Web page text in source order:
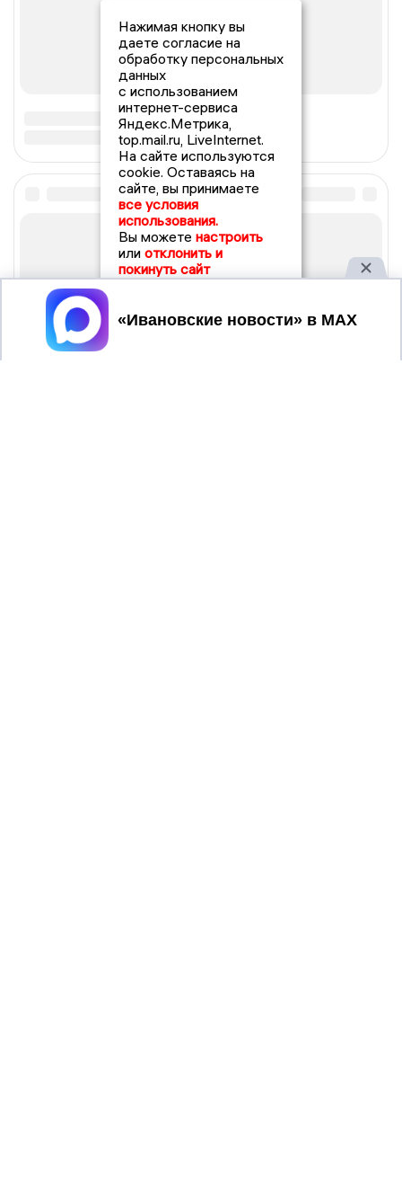
Нажимая кнопку вы
даете согласие на
обработку персональных
данных
с использованием
интернет-сервиса
Яндекс.Метрика,
top.mail.ru, LiveInternet.
На сайте используются
cookie. Оставаясь на
сайте, вы принимаете
все условия
использования.
Вы можете настроить
или отклонить и
покинуть сайт
Принять